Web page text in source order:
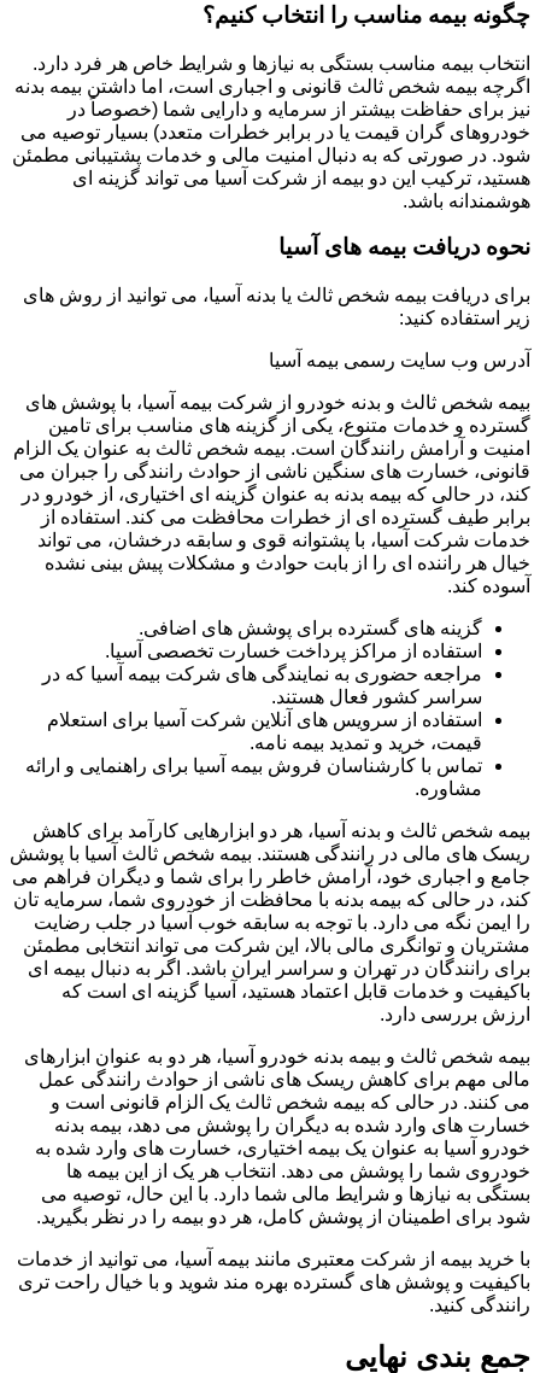
چگونه بیمه مناسب را انتخاب کنیم؟
انتخاب بیمه مناسب بستگی به نیازها و شرایط خاص هر فرد دارد.
اگرچه بیمه شخص ثالث قانونی و اجباری است، اما داشتن بیمه بدنه
نیز برای حفاظت بیشتر از سرمایه و دارایی شما (خصوصاً در
خودروهای گران قیمت یا در برابر خطرات متعدد) بسیار توصیه می
شود. در صورتی که به دنبال امنیت مالی و خدمات پشتیبانی مطمئن
هستید، ترکیب این دو بیمه از شرکت آسیا می تواند گزینه ای
هوشمندانه باشد.
نحوه دریافت بیمه های آسیا
برای دریافت بیمه شخص ثالث یا بدنه آسیا، می توانید از روش های
زیر استفاده کنید:
آدرس وب سایت رسمی بیمه آسیا
بیمه شخص ثالث و بدنه خودرو از شرکت بیمه آسیا، با پوشش های
گسترده و خدمات متنوع، یکی از گزینه های مناسب برای تامین
امنیت و آرامش رانندگان است. بیمه شخص ثالث به عنوان یک الزام
قانونی، خسارت های سنگین ناشی از حوادث رانندگی را جبران می
کند، در حالی که بیمه بدنه به عنوان گزینه ای اختیاری، از خودرو در
برابر طیف گسترده ای از خطرات محافظت می کند. استفاده از
خدمات شرکت آسیا، با پشتوانه قوی و سابقه درخشان، می تواند
خیال هر راننده ای را از بابت حوادث و مشکلات پیش بینی نشده
آسوده کند.
گزینه های گسترده برای پوشش های اضافی.
استفاده از مراکز پرداخت خسارت تخصصی آسیا.
مراجعه حضوری به نمایندگی های شرکت بیمه آسیا که در
سراسر کشور فعال هستند.
استفاده از سرویس های آنلاین شرکت آسیا برای استعلام
قیمت، خرید و تمدید بیمه نامه.
تماس با کارشناسان فروش بیمه آسیا برای راهنمایی و ارائه
مشاوره.
بیمه شخص ثالث و بدنه آسیا، هر دو ابزارهایی کارآمد برای کاهش
ریسک های مالی در رانندگی هستند. بیمه شخص ثالث آسیا با پوشش
جامع و اجباری خود، آرامش خاطر را برای شما و دیگران فراهم می
کند، در حالی که بیمه بدنه با محافظت از خودروی شما، سرمایه تان
را ایمن نگه می دارد. با توجه به سابقه خوب آسیا در جلب رضایت
مشتریان و توانگری مالی بالا، این شرکت می تواند انتخابی مطمئن
برای رانندگان در تهران و سراسر ایران باشد. اگر به دنبال بیمه ای
باکیفیت و خدمات قابل اعتماد هستید، آسیا گزینه ای است که
ارزش بررسی دارد.
بیمه شخص ثالث و بیمه بدنه خودرو آسیا، هر دو به عنوان ابزارهای
مالی مهم برای کاهش ریسک های ناشی از حوادث رانندگی عمل
می کنند. در حالی که بیمه شخص ثالث یک الزام قانونی است و
خسارت های وارد شده به دیگران را پوشش می دهد، بیمه بدنه
خودرو آسیا به عنوان یک بیمه اختیاری، خسارت های وارد شده به
خودروی شما را پوشش می دهد. انتخاب هر یک از این بیمه ها
بستگی به نیازها و شرایط مالی شما دارد. با این حال، توصیه می
شود برای اطمینان از پوشش کامل، هر دو بیمه را در نظر بگیرید.
با خرید بیمه از شرکت معتبری مانند بیمه آسیا، می توانید از خدمات
باکیفیت و پوشش های گسترده بهره مند شوید و با خیال راحت تری
رانندگی کنید.
جمع بندی نهایی